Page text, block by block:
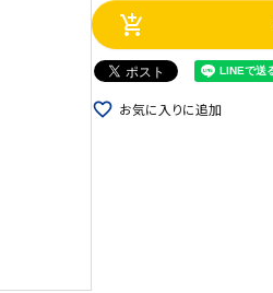
add_shopping_cart
favorite_border お気に入りに追加